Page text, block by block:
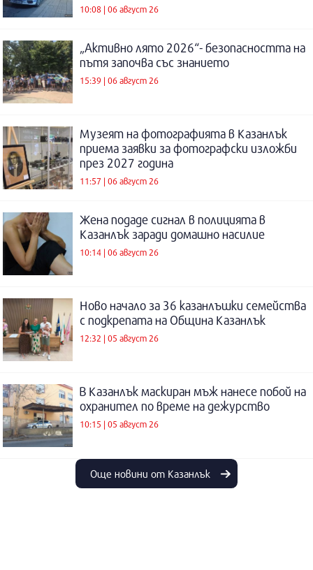
10:08 | 06 август 26
„Активно лято 2026“- безопасността на
пътя започва със знанието
15:39 | 06 август 26
Музеят на фотографията в Казанлък
приема заявки за фотографски изложби
през 2027 година
11:57 | 06 август 26
Жена подаде сигнал в полицията в
Казанлък заради домашно насилие
10:14 | 06 август 26
Ново начало за 36 казанлъшки семейства
с подкрепата на Община Казанлък
12:32 | 05 август 26
В Казанлък маскиран мъж нанесе побой на
охранител по време на дежурство
10:15 | 05 август 26
Още новини от Казанлък